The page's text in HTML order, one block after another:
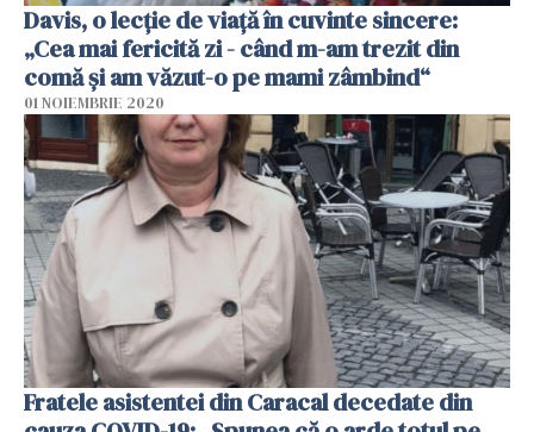
Davis, o lecție de viață în cuvinte sincere:
„Cea mai fericită zi - când m-am trezit din
comă și am văzut-o pe mami zâmbind“
01 NOIEMBRIE 2020
Fratele asistentei din Caracal decedate din